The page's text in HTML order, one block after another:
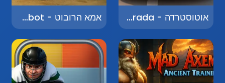
אוטוסטרדה - Autostrada אמא הרובוט - Mama Robot